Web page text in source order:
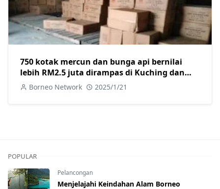
750 kotak mercun dan bunga api bernilai
lebih RM2.5 juta dirampas di Kuching dan
Miri, dua ditangkap
Borneo Network 2025/1/21
POPULAR
Pelancongan
Menjelajahi Keindahan Alam Borneo